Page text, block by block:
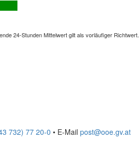
24-Stunden Mittelwert gilt als vorläufiger Richtwert.
732) 77 20-0 • E-Mail post@ooe.gv.at